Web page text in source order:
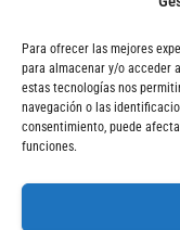
Para ofrecer las mejores
para almacenar y/o acceder
estas tecnologías nos
navegación o las
consentimiento, puede
funciones.